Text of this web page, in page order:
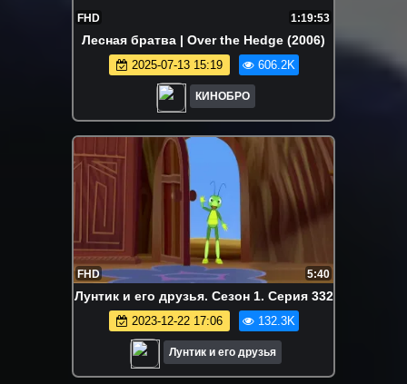
FHD 1:19:53
Лесная братва | Over the Hedge (2006)
2025-07-13 15:19 606.2K
КИНОБРО
FHD 5:40
Лунтик и его друзья. Сезон 1. Серия 332
2023-12-22 17:06 132.3K
Лунтик и его друзья